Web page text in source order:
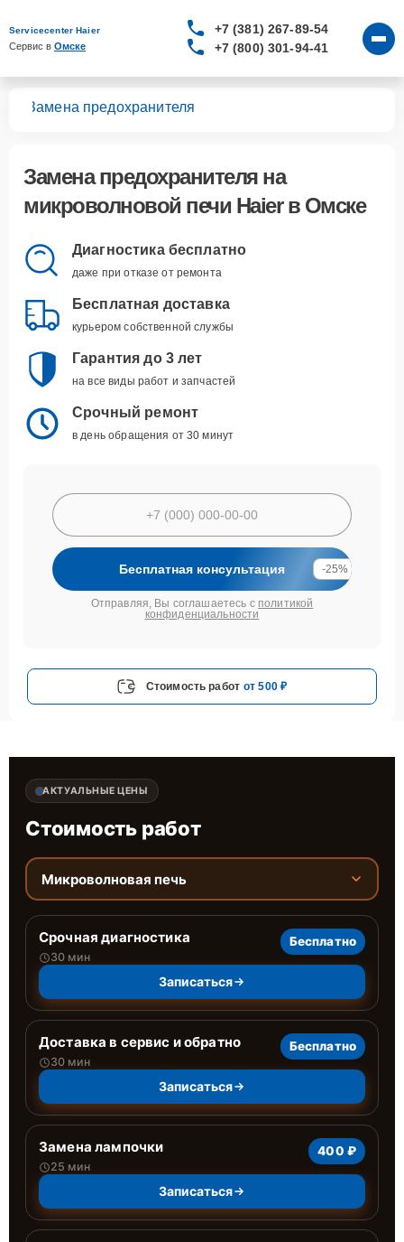
Servicecenter Haier
Сервис в Омске
+7 (381) 267-89-54
+7 (800) 301-94-41
Замена предохранителя
Замена предохранителяна
микроволновой печи Haier в Омске
Диагностика бесплатно
даже при отказе от ремонта
Бесплатная доставка
курьером собственной службы
Гарантия до 3 лет
на все виды работ и запчастей
Срочный ремонт
в день обращения от 30 минут
Бесплатная консультация -25%
Отправляя, Вы соглашаетесь с политикой
конфиденциальности
Стоимость работ от 500 ₽
АКТУАЛЬНЫЕ ЦЕНЫ
Стоимость работ
Микроволновая печь
Срочная диагностика
30 мин
Бесплатно
Записаться
Доставка в сервис и обратно
30 мин
Бесплатно
Записаться
Замена лампочки
25 мин
400 ₽
Записаться